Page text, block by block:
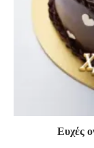
Ευχές